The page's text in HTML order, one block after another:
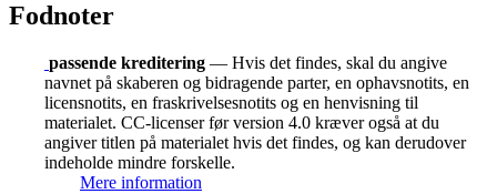
Fodnoter
passende kreditering — Hvis det findes, skal du angive
navnet på skaberen og bidragende parter, en ophavsnotits, en
licensnotits, en fraskrivelsesnotits og en henvisning til
materialet. CC-licenser før version 4.0 kræver også at du
angiver titlen på materialet hvis det findes, og kan derudover
indeholde mindre forskelle.
Mere information